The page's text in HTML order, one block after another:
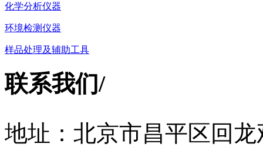
化学分析仪器
环境检测仪器
样品处理及辅助工具
联系我们/
地址：北京市昌平区回